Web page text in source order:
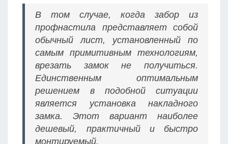
В том случае, когда забор из
профнастила представляет собой
обычный лист, установленный по
самым примитивным технологиям,
врезать замок не получиться.
Единственным оптимальным
решением в подобной ситуации
является установка накладного
замка. Этот вариант наиболее
дешевый, практичный и быстро
монтируемый.